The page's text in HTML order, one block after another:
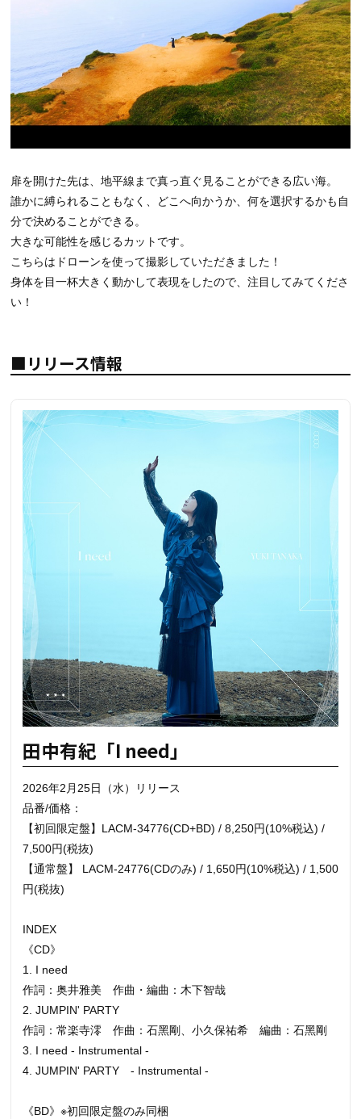
扉を開けた先は、地平線まで真っ直ぐ見ることができる広い海。
誰かに縛られることもなく、どこへ向かうか、何を選択するかも自
分で決めることができる。
大きな可能性を感じるカットです。
こちらはドローンを使って撮影していただきました！
身体を目一杯大きく動かして表現をしたので、注目してみてくださ
い！
■リリース情報
田中有紀「I need」
2026年2月25日（水）リリース
品番/価格：
【初回限定盤】LACM-34776(CD+BD) / 8,250円(10%税込) /
7,500円(税抜)
【通常盤】 LACM-24776(CDのみ) / 1,650円(10%税込) / 1,500
円(税抜)
INDEX
《CD》
1. I need
作詞：奥井雅美 作曲・編曲：木下智哉
2. JUMPIN' PARTY
作詞：常楽寺澪 作曲：石黑剛、小久保祐希 編曲：石黑剛
3. I need - Instrumental -
4. JUMPIN' PARTY - Instrumental -
《BD》※初回限定盤のみ同梱